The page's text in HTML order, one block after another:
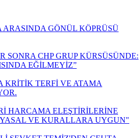
GÖNÜL KÖPRÜSÜ
CHP GRUP KÜRSÜSÜNDE:
EĞİLMEYİZ”
KRİTİK TERFİ VE ATAMA
HARCAMA ELEŞTİRİLERİNE
YASAL VE KURALLARA UYGUN"